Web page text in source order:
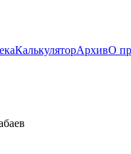
КалькуляторАрхивО